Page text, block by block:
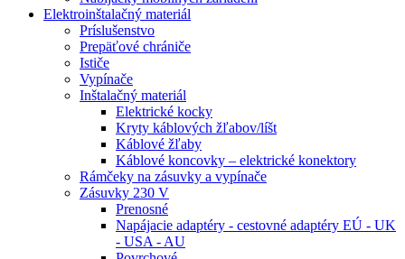
Elektroinštalačný materiál
Príslušenstvo
Prepäťové chrániče
Ističe
Vypínače
Inštalačný materiál
Elektrické kocky
Kryty káblových žľabov/líšt
Káblové žľaby
Káblové koncovky – elektrické konektory
Rámčeky na zásuvky a vypínače
Zásuvky 230 V
Prenosné
Napájacie adaptéry - cestovné adaptéry EÚ - UK
- USA - AU